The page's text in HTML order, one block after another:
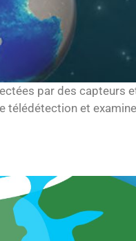
par des capteurs
télédétection et